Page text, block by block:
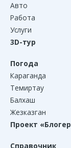
Авто
Работа
Услуги
3D-тур
Погода
Караганда
Темиртау
Балхаш
Жезказган
Проект
Справочник